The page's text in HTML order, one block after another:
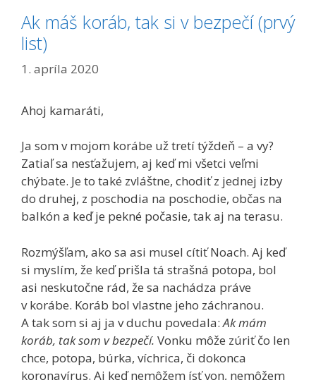
Ak máš koráb, tak si v bezpečí (prvý
list)
1. apríla 2020
Ahoj kamaráti,
Ja som v mojom korábe už tretí týždeň – a vy?
Zatiaľ sa nesťažujem, aj keď mi všetci veľmi
chýbate. Je to také zvláštne, chodiť z jednej izby
do druhej, z poschodia na poschodie, občas na
balkón a keď je pekné počasie, tak aj na terasu.
Rozmýšľam, ako sa asi musel cítiť Noach. Aj keď
si myslím, že keď prišla tá strašná potopa, bol
asi neskutočne rád, že sa nachádza práve
v korábe. Koráb bol vlastne jeho záchranou.
A tak som si aj ja v duchu povedala:Ak mám
koráb, tak som v bezpečí. Vonku môže zúriť čo len
chce, potopa, búrka, víchrica, či dokonca
koronavírus. Aj keď nemôžem ísť von, nemôžem